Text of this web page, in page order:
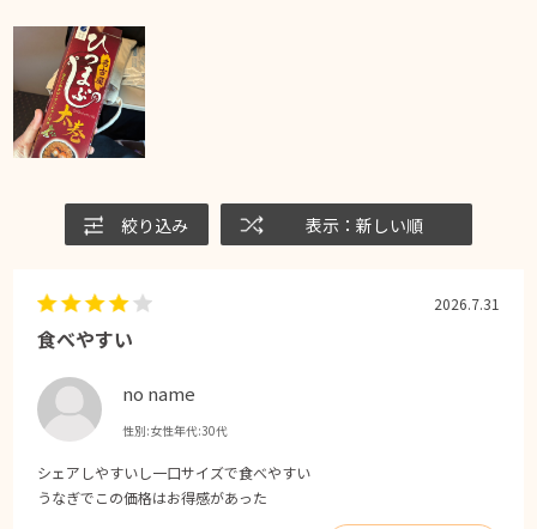
絞り込み 表示：新しい順
食べやすい
no name
性別:女性年代:30代
2026.7.31
シェアしやすいし一口サイズで食べやすい
うなぎでこの価格はお得感があった